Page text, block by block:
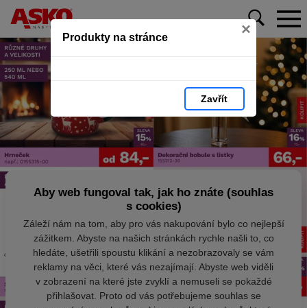
Produkty na stránce ×
Zavřít
Aby web fungoval tak, jak ho znáte (souhlas
s cookies)
Záleží nám na tom, aby pro vás nakupování bylo co nejlepší
zážitkem. Abyste na našich stránkách rychle našli to, co
hledáte, ušetřili spoustu klikání a nezobrazovaly se vám
reklamy na věci, které vás nezajímají. Abyste web viděli
v zobrazení na které jste zvyklí a nemuseli se pokaždé
přihlašovat. Proto od vás potřebujeme souhlas se